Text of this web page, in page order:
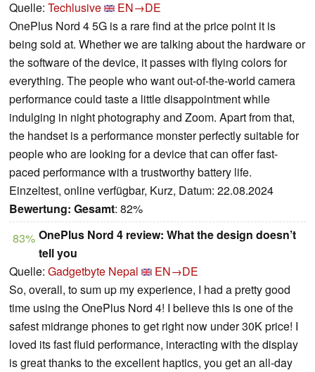
Quelle: Techlusive
EN→DE
OnePlus Nord 4 5G is a rare find at the price point it is
being sold at. Whether we are talking about the hardware or
the software of the device, it passes with flying colors for
everything. The people who want out-of-the-world camera
performance could taste a little disappointment while
indulging in night photography and Zoom. Apart from that,
the handset is a performance monster perfectly suitable for
people who are looking for a device that can offer fast-
paced performance with a trustworthy battery life.
Einzeltest, online verfügbar, Kurz, Datum: 22.08.2024
Bewertung: Gesamt: 82%
83% OnePlus Nord 4 review: What the design doesn’t
tell you
Quelle: Gadgetbyte Nepal
EN→DE
So, overall, to sum up my experience, I had a pretty good
time using the OnePlus Nord 4! I believe this is one of the
safest midrange phones to get right now under 30K price! I
loved its fast fluid performance, interacting with the display
is great thanks to the excellent haptics, you get an all-day